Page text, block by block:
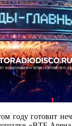
году готовит